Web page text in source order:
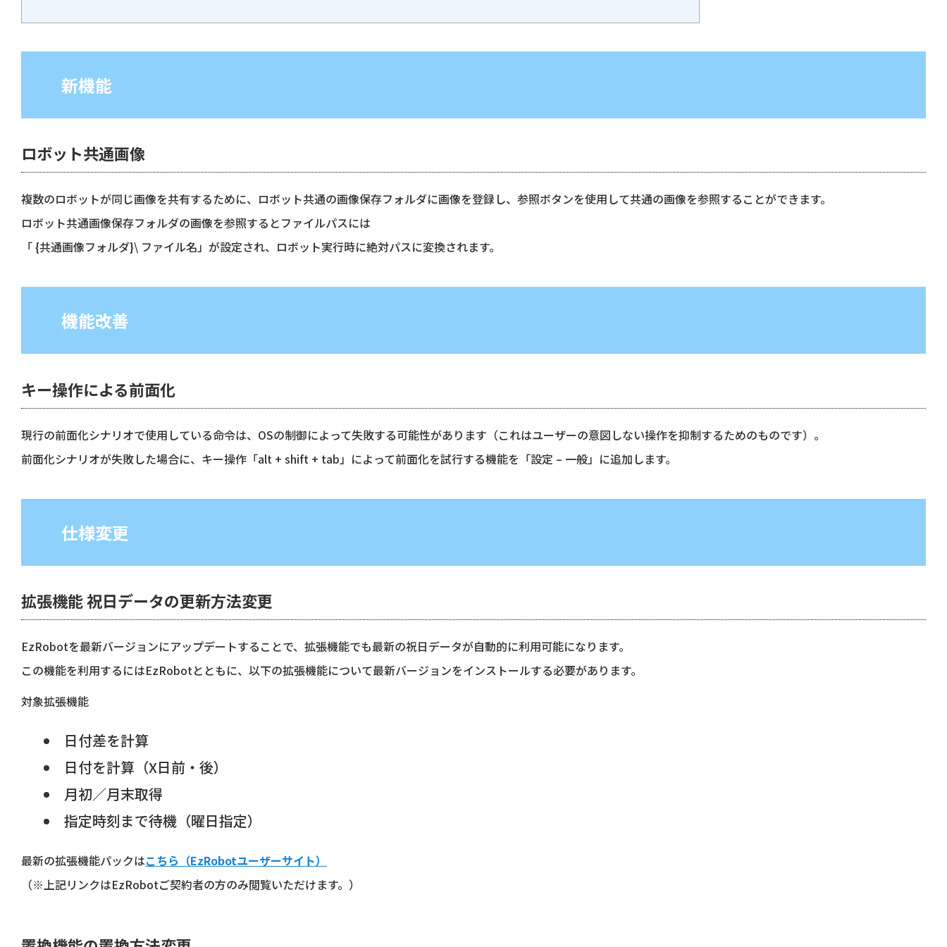
新機能
ロボット共通画像
複数のロボットが同じ画像を共有するために、ロボット共通の画像保存フォルダに画像を登録し、参照ボタンを使用して共通の画像を参照することができます。
ロボット共通画像保存フォルダの画像を参照するとファイルパスには
「 {共通画像フォルダ}\ ファイル名」が設定され、ロボット実行時に絶対パスに変換されます。
機能改善
キー操作による前面化
現行の前面化シナリオで使用している命令は、OSの制御によって失敗する可能性があります（これはユーザーの意図しない操作を抑制するためのものです）。
前面化シナリオが失敗した場合に、キー操作「alt + shift + tab」によって前面化を試行する機能を「設定 – 一般」に追加します。
仕様変更
拡張機能 祝日データの更新方法変更
EzRobotを最新バージョンにアップデートすることで、拡張機能でも最新の祝日データが自動的に利用可能になります。
この機能を利用するにはEzRobotとともに、以下の拡張機能について最新バージョンをインストールする必要があります。
対象拡張機能
日付差を計算
日付を計算（X日前・後）
月初／月末取得
指定時刻まで待機（曜日指定）
最新の拡張機能パックはこちら（EzRobotユーザーサイト）
（※上記リンクはEzRobotご契約者の方のみ閲覧いただけます。）